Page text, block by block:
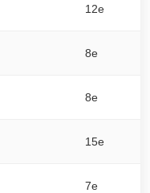
12e
8e
8e
15e
7e